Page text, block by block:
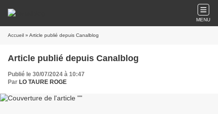
MENU
Accueil » Article publié depuis Canalblog
Article publié depuis Canalblog
Publié le 30/07/2024 à 10:47
Par LO TAURE ROGE